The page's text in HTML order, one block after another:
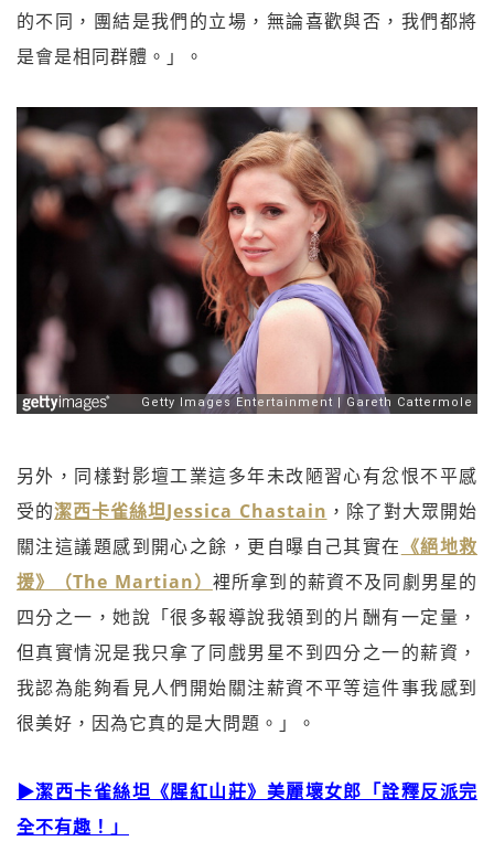
的不同，團結是我們的立場，無論喜歡與否，我們都將
是會是相同群體。」。
另外，同樣對影壇工業這多年未改陋習心有忿恨不平感
受的潔西卡雀絲坦Jessica Chastain ，除了對大眾開始
關注這議題感到開心之餘，更自曝自己其實在 《絕地救
援》（The Martian） 裡所拿到的薪資不及同劇男星的
四分之一，她說「很多報導說我領到的片酬有一定量，
但真實情況是我只拿了同戲男星不到四分之一的薪資，
我認為能夠看見人們開始關注薪資不平等這件事我感到
很美好，因為它真的是大問題。」。
▶潔西卡雀絲坦《腥紅山莊》美麗壞女郎「詮釋反派完
全不有趣！」